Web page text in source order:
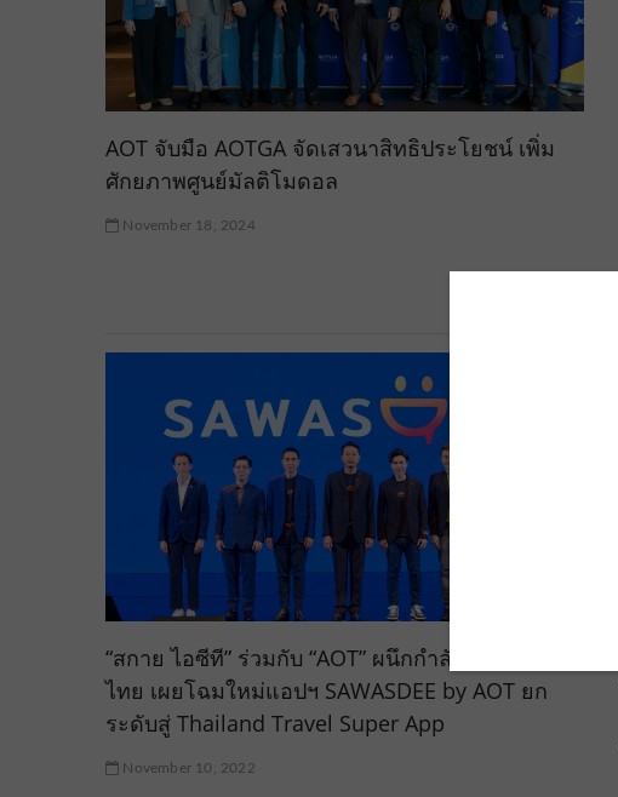
AOT จับมือ AOTGA จัดเสวนาสิทธิประโยชน์ เพิ่ม
ศักยภาพศูนย์มัลติโมดอล
November 18, 2024
“สกาย ไอซีที” ร่วมกับ “AOT” ผนึกกำลังพันธมิตร
ไทย เผยโฉมใหม่แอปฯ SAWASDEE by AOT ยก
ระดับสู่ Thailand Travel Super App
November 10, 2022